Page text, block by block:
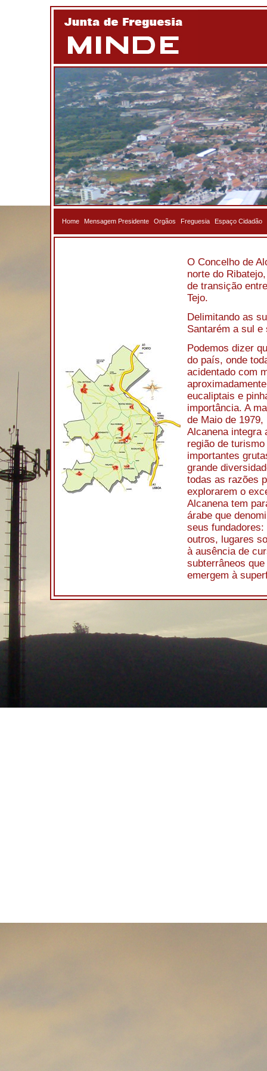
Home Mensagem Presidente Orgãos Freguesia Espaço Cidadão
O Concelho de
norte do
de transição
Tejo.
Delimitando as
Santarém a sul e
Podemos dizer
do país, onde
acidentado com
eucaliptais e
importância. A
de Maio de
Alcanena integra
região de
importantes
grande
todas as razões
explorarem o
Alcanena tem
árabe que
seus
outros, lugares
à ausência de
subterrâneos
emergem à